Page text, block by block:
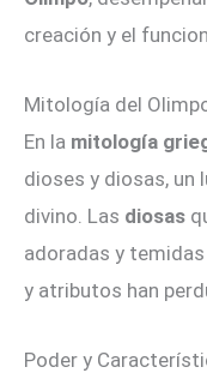
creación y el
Mitología del
En la mitología
dioses y diosas, un
divino. Las diosas
adoradas y
y atributos han
Poder y